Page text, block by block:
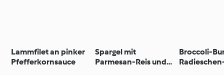
Lammfilet an pinker
Pfefferkornsauce
Spargel mit
Parmesan-Reis und
Broccoli-